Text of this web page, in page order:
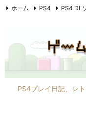
PS4プレイ日記、レ
ホーム PS4 PS4 DL